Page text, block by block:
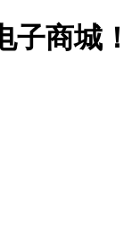
子商城